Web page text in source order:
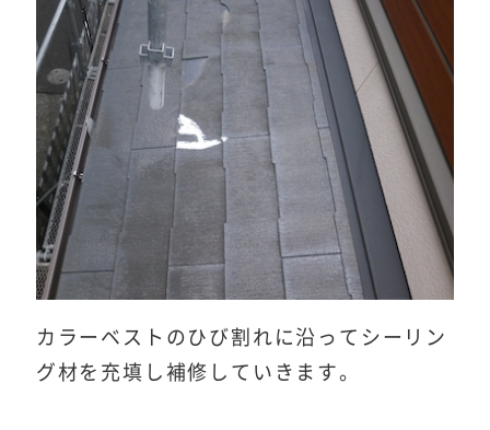
カラーベストのひび割れに沿ってシーリン
グ材を充填し補修していきます。